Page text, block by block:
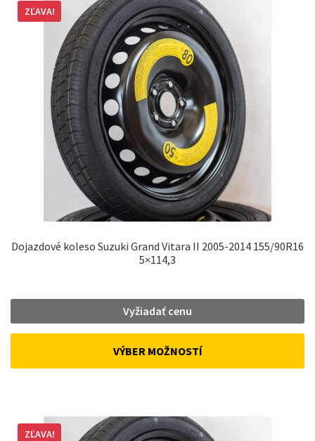
Dojazdové koleso Suzuki Grand Vitara II 2005-2014 155/90R16
5×114,3
ZĽAVA!
Vyžiadať cenu
VÝBER MOŽNOSTÍ
ZĽAVA!